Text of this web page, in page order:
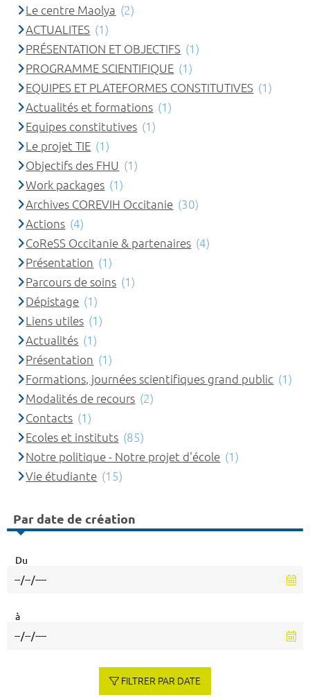
Le centre Maolya (2)
ACTUALITES (1)
PRÉSENTATION ET OBJECTIFS (1)
PROGRAMME SCIENTIFIQUE (1)
EQUIPES ET PLATEFORMES CONSTITUTIVES (1)
Actualités et formations (1)
Equipes constitutives (1)
Le projet TIE (1)
Objectifs des FHU (1)
Work packages (1)
Archives COREVIH Occitanie (30)
Actions (4)
CoReSS Occitanie & partenaires (4)
Présentation (1)
Parcours de soins (1)
Dépistage (1)
Liens utiles (1)
Actualités (1)
Présentation (1)
Formations, journées scientifiques grand public (1)
Modalités de recours (2)
Contacts (1)
Ecoles et instituts (85)
Notre politique - Notre projet d'école (1)
Vie étudiante (15)
Par date de création
Du
à
FILTRER PAR DATE